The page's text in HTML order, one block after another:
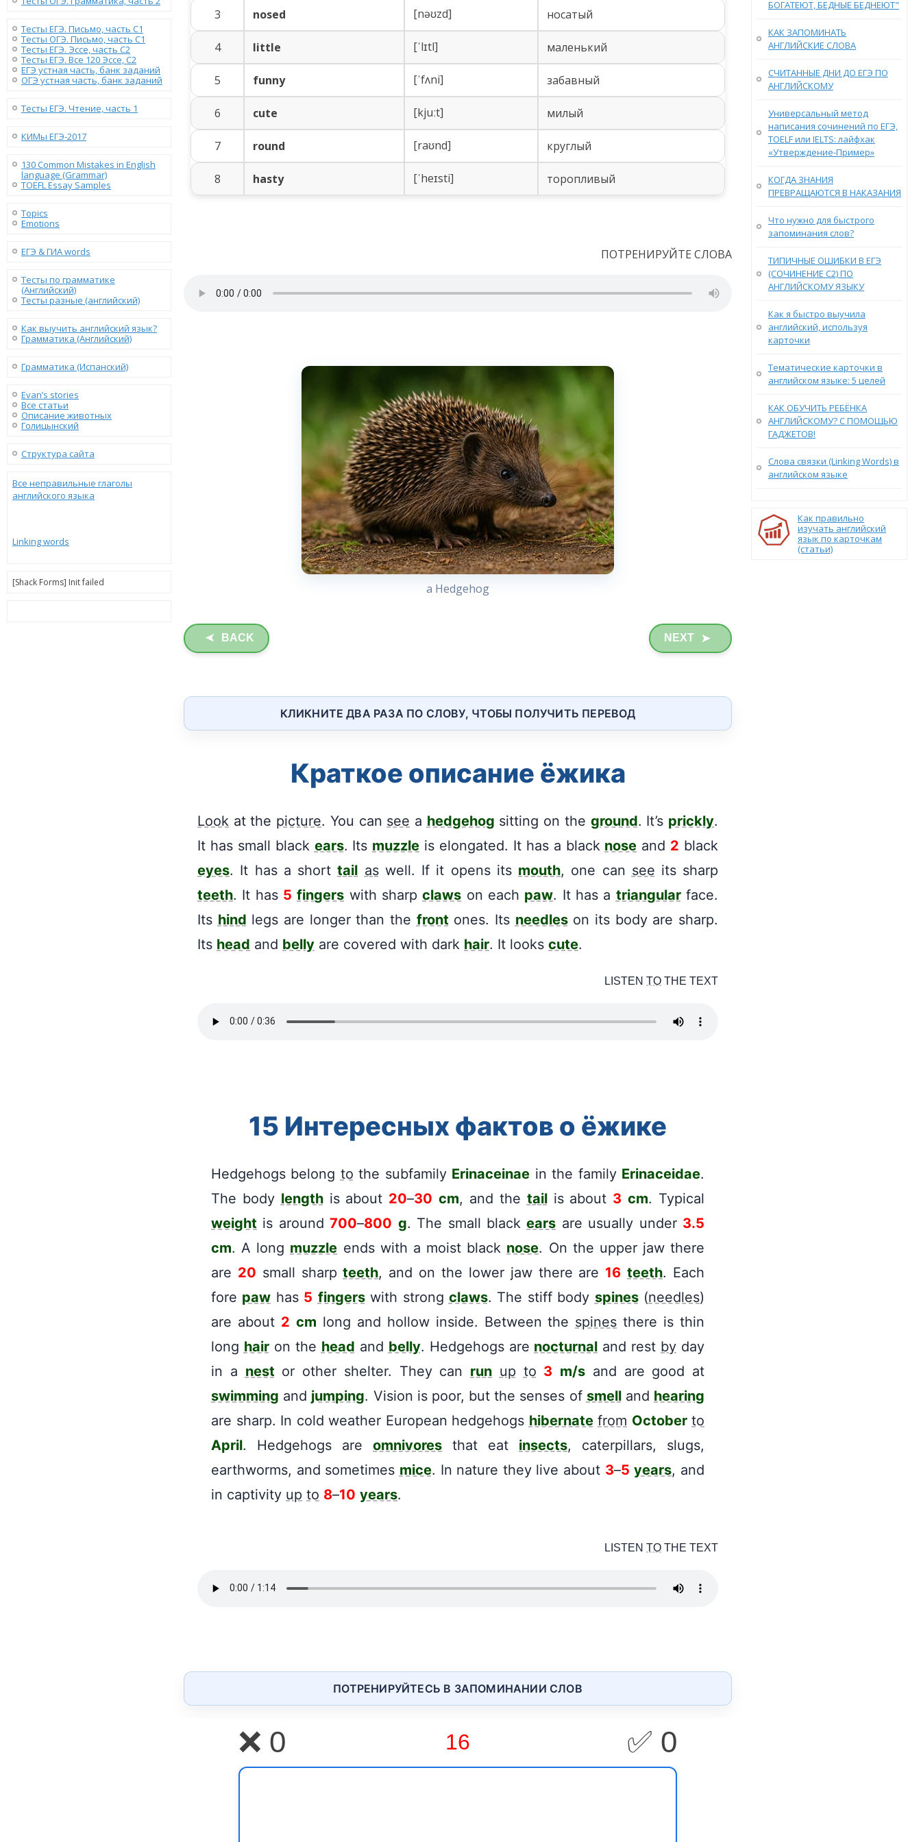
Тесты ЕГЭ. Письмо, часть С1
Тесты ОГЭ. Письмо, часть С1
Тесты ЕГЭ. Эссе, часть C2
Тесты ЕГЭ. Все 120 Эссе, C2
ЕГЭ устная часть, банк заданий
ОГЭ устная часть, банк заданий
Тесты ЕГЭ. Чтение, часть 1
КИМы ЕГЭ-2017
130 Сommon Mistakes in English
language (Grammar)
TOEFL Essay Samples
Topics
Emotions
ЕГЭ & ГИА words
Тесты по грамматике
(Английский)
Тесты разные (английский)
Как выучить английский язык?
Грамматика (Английский)
Грамматика (Испанский)
Evan’s stories
Все статьи
Описание животных
Голицынский
Структура сайта
Все неправильные глаголы
английского языка
Linking words
[Shack Forms] Init failed
3 nosed [nəʊzd] но­са­тый
4 little [ˈlɪtl] ма­лень­кий
5 funny [ˈfʌni] за­бав­ный
6 cute [kjuːt] ми­лый
7 round [raʊnd] круг­лый
8 hasty [ˈheɪsti] то­ро­пли­вый
ПОТРЕНИРУЙТЕ СЛОВА
a Hedgehog
➤ BACK NEXT ➤
КЛИКНИТЕ ДВА РАЗА ПО СЛОВУ, ЧТОБЫ ПОЛУЧИТЬ ПЕРЕВОД
ПОТРЕНИРУЙТЕСЬ В ЗАПОМИНАНИИ СЛОВ
БОГАТЕЮТ, БЕДНЫЕ БЕДНЕЮТ"
КАК ЗАПОМИНАТЬ
АНГЛИЙСКИЕ СЛОВА
СЧИТАННЫЕ ДНИ ДО ЕГЭ ПО
АНГЛИЙСКОМУ
Универсальный метод
написания сочинений по ЕГЭ,
TOELF или IELTS: лайфхак
«Утверждение-Пример»
КОГДА ЗНАНИЯ
ПРЕВРАЩАЮТСЯ В НАКАЗАНИЯ
Что нужно для быстрого
запоминания слов?
ТИПИЧНЫЕ ОШИБКИ В ЕГЭ
(СОЧИНЕНИЕ С2) ПО
АНГЛИЙСКОМУ ЯЗЫКУ
Как я быстро выучила
английский, используя
карточки
Тематические карточки в
английском языке: 5 целей
КАК ОБУЧИТЬ РЕБЁНКА
АНГЛИЙСКОМУ? С ПОМОЩЬЮ
ГАДЖЕТОВ!
Слова связки (Linking Words) в
английском языке
Как правильно
изучать английский
язык по карточкам
(статьи)